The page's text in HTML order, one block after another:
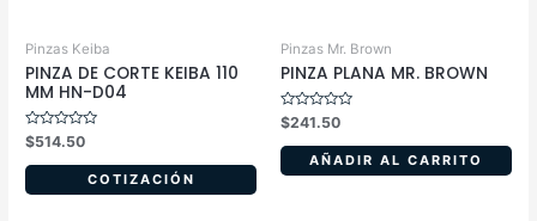
Pinzas Keiba
PINZA DE CORTE KEIBA 110
MM HN-D04
Valorado
en
0
5
$514.50
COTIZACIÓN
Pinzas Mr. Brown
PINZA PLANA MR. BROWN
Valorado
en
0
5
$241.50
AÑADIR AL CARRITO